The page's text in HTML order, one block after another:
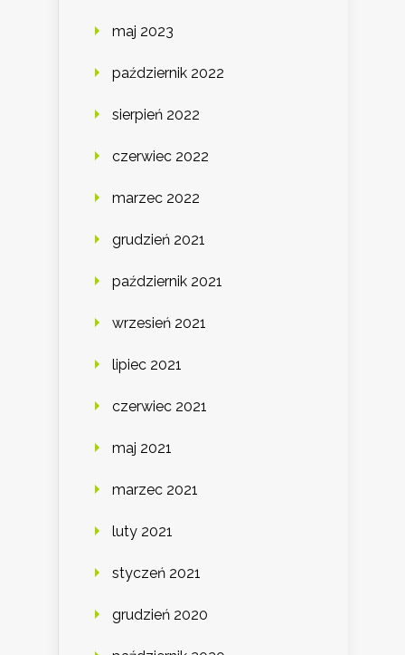
maj 2023
październik 2022
sierpień 2022
czerwiec 2022
marzec 2022
grudzień 2021
październik 2021
wrzesień 2021
lipiec 2021
czerwiec 2021
maj 2021
marzec 2021
luty 2021
styczeń 2021
grudzień 2020